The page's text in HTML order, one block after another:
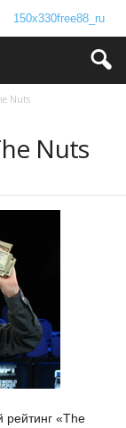
Nuts
Nuts
рейтинг «The